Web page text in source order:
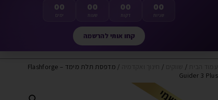
00
ימים
00
שעות
00
דקות
00
שניות
קחו אותי להרשמה
/
/
/ מדפסת תלת מימד – Flashforge
Guider 3 Plus